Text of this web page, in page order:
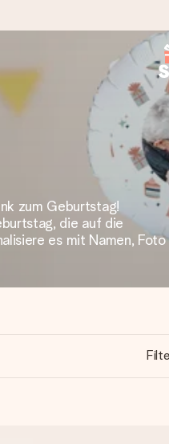
– damit du es
bei Google Reviews
zum Geburtstag!
die auf die
es mit Namen, Foto